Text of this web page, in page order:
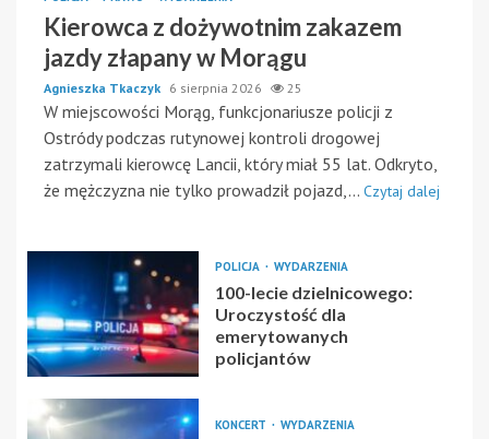
Kierowca z dożywotnim zakazem
jazdy złapany w Morągu
Agnieszka Tkaczyk 6 sierpnia 2026 25
W miejscowości Morąg, funkcjonariusze policji z
Ostródy podczas rutynowej kontroli drogowej
zatrzymali kierowcę Lancii, który miał 55 lat. Odkryto,
że mężczyzna nie tylko prowadził pojazd,... Czytaj dalej
POLICJA WYDARZENIA
100-lecie dzielnicowego:
Uroczystość dla
emerytowanych
policjantów
KONCERT WYDARZENIA